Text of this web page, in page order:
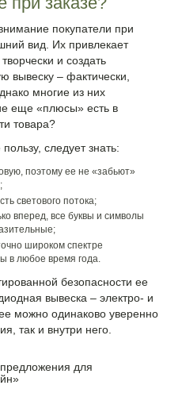
покупатели при
вид. Их привлекает
и создать
вывеску – фактически,
многие из них
еще «плюсы» есть в
товара?
следует знать:
поэтому ее не «забьют»
светового потока;
вперед, все буквы и символы
широком спектре
в любое время года.
безопасности ее
вывеска – электро- и
можно одинаково уверенно
так и внутри него.
для